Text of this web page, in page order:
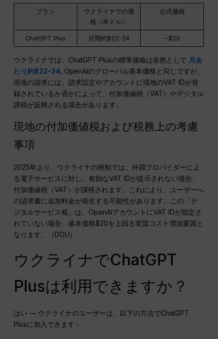
プラン
ウクライナでの価
格（米ドル）
公式価格
ChatGPT Plus 月間約$22-24 ~$20
ウクライナでは、ChatGPT Plusの標準価格は依然として 月あ
たり約$22-24 , OpenAIのグローバル基本価格と同じですが、
現地の請求には、請求設定やアカウントに現地のVAT IDが登
録されているか否かによって、付加価値税（VAT）やデジタル
課税が反映される場合があります。⁠
現地の付加価値税および税務上の考慮
事項
2025年より、ウクライナの税制では、外国プロバイダーによ
る電子サービスに対し、有効なVAT IDが提示されない場合、
付加価値税（VAT）が課税されます。これにより、ユーザーへ
の請求書に追加料金が発生する可能性があります。この「デ
ジタルサービス税」は、OpenAIアカウントにVAT IDが指定さ
れていない場合、基本価格$20を上回る実質コスト増加要因と
なります。（DOU）
ウクライナでChatGPT
Plusは利用できますか？
はい — ウクライナのユーザーは、以下の方法でChatGPT
Plusに加入できます：